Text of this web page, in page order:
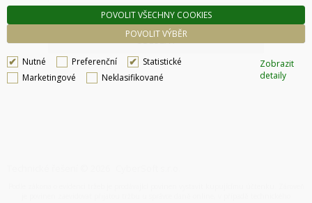
ODESLAT
POVOLIT VÝBĚR
POVOLIT VŠECHNY COOKIES
Nutné Preferenční
Statistické
Marketingové
Neklasifikované
Zobrazit
detaily